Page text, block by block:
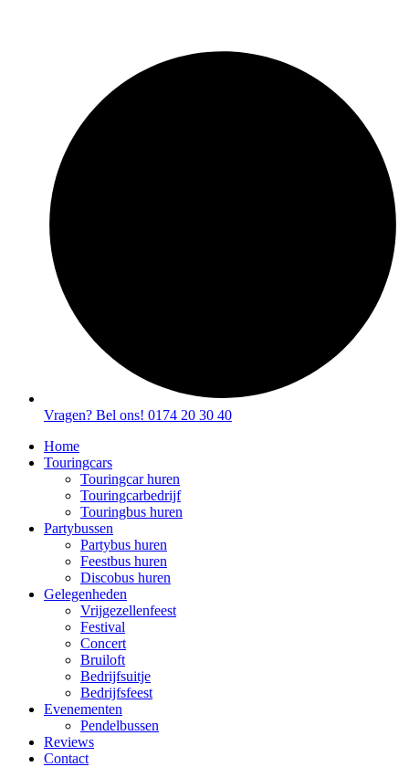
Vragen? Bel ons! 0174 20 30 40
Home
Touringcars
Touringcar huren
Touringcarbedrijf
Touringbus huren
Partybussen
Partybus huren
Feestbus huren
Discobus huren
Gelegenheden
Vrijgezellenfeest
Festival
Concert
Bruiloft
Bedrijfsuitje
Bedrijfsfeest
Evenementen
Pendelbussen
Reviews
Contact